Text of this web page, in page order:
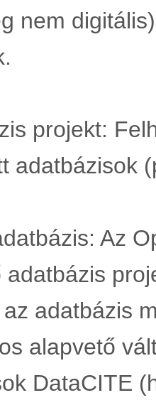
nem
projekt:
adatbázisok
Az
adatbázis
adatbázis
alapvető
DataCITE